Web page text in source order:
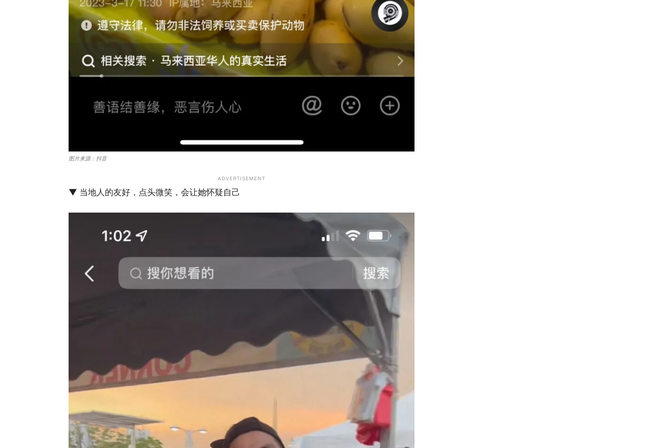
图片来源：抖音
ADVERTISEMENT
▼ 当地人的友好，点头微笑，会让她怀疑自己